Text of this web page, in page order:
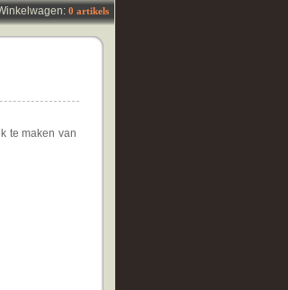
0 artikels
te maken van